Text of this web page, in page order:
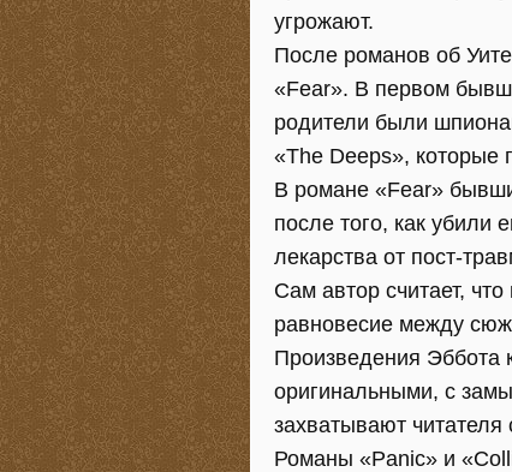
угрожают.
После романов об
«Fear». В первом
родители были
«The Deeps», которые
В романе «Fear»
после того, как убили
лекарства от пост-
Сам автор считает,
равновесие между
Произведения
оригинальными, с
захватывают
Романы «Panic» и